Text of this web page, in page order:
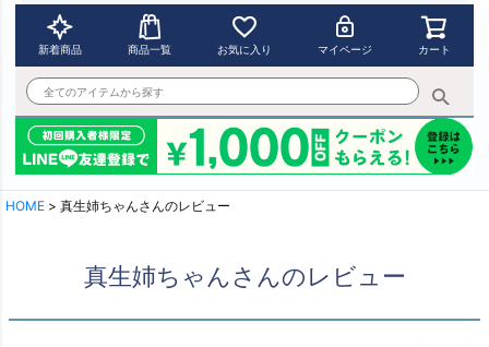
新着商品 商品一覧 お気に入り マイページ カート
HOME 真生姉ちゃんさんのレビュー
真生姉ちゃんさんのレビュー